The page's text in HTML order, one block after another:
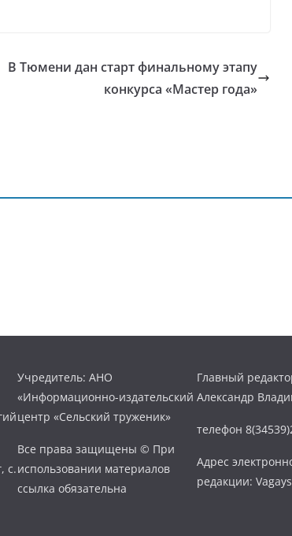
В Тюмени дан старт финальному этапу
конкурса «Мастер года»
с.
Учредитель: АНО
«Информационно-издательский
центр «Сельский труженик»
Все права защищены © При
использовании материалов
ссылка обязательна
Главный
Александр
телефон
Адрес
редакции: